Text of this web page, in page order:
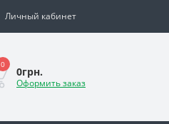
Личный кабинет
0
0грн.
Оформить заказ